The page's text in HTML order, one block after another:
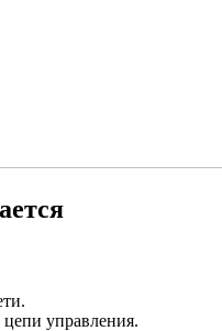
управления.